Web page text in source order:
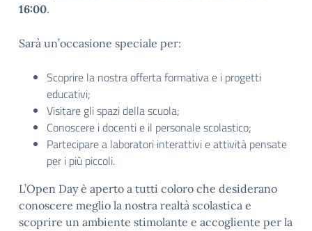
16:00.
Sarà un’occasione speciale per:
Scoprire la nostra offerta formativa e i progetti
educativi;
Visitare gli spazi della scuola;
Conoscere i docenti e il personale scolastico;
Partecipare a laboratori interattivi e attività pensate
per i più piccoli.
L’Open Day è aperto a tutti coloro che desiderano
conoscere meglio la nostra realtà scolastica e
scoprire un ambiente stimolante e accogliente per la